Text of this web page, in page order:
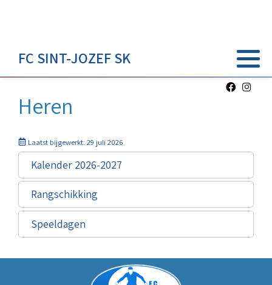
FC SINT-JOZEF SK
Heren
Laatst bijgewerkt: 29 juli 2026
Kalender 2026-2027
Rangschikking
Speeldagen